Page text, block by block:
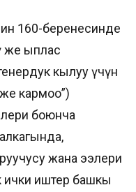
160-беренесинде
же ыплас
кылуу үчүн
кармоо”)
боюнча
жана ээлери
иштер башкы